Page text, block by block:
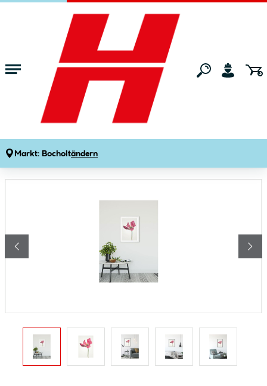
Zum Hauptinhalt springen
Markt: Bocholtändern
Wohnen Wohnaccessoires
Komar Wandbild Tulip 30x40 cm
Artikelnummer: 122692